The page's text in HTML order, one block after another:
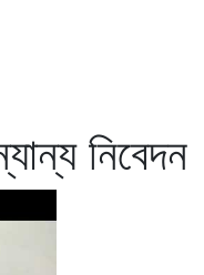
নিবেদন